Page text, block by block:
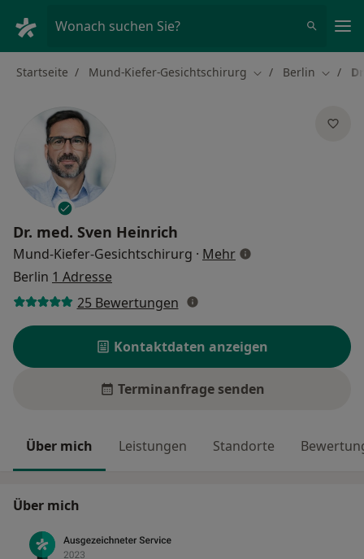
Wonach suchen Sie?
Startseite Mund-Kiefer-Gesichtschirurg Stadt ändern
Berlin Stadt
Dr. med. Sven Heinrich
Mund-Kiefer-Gesichtschirurg · Mehrüber
Berlin 1 Adresse
25 Bewertungen
Kontaktdaten anzeigen
Terminanfrage senden
Über mich Leistungen Standorte
Über mich